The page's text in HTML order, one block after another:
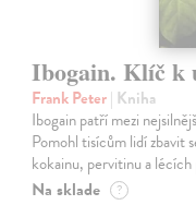
Ibogain. Klíč k
Frank Peter| Kniha
Ibogain patří mezi
Pomohl tisícům lidí zbavit
kokainu, pervitinu a
Na sklade ?